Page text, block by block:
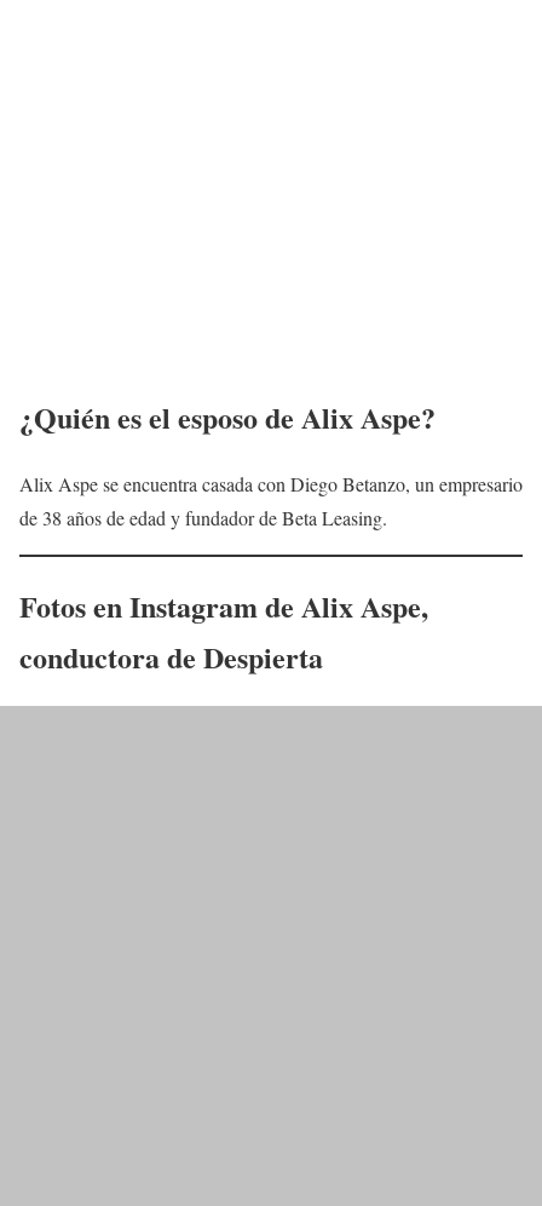
¿Quién es el esposo de Alix Aspe?
Alix Aspe se encuentra casada con Diego Betanzo, un empresario
de 38 años de edad y fundador de Beta Leasing.
Fotos en Instagram de Alix Aspe,
conductorade Despierta